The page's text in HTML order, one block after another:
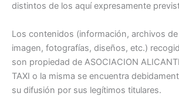
distintos de los aquí expresamente
Los contenidos (información, archivos
imagen, fotografías, diseños, etc.)
son propiedad de ASOCIACION
TAXI o la misma se encuentra
su difusión por sus legítimos titulares.